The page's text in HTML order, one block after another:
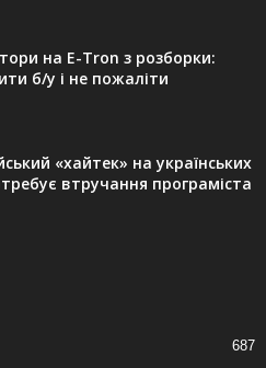
на E-Tron з розборки:
б/у і не пожаліти
«хайтек» на українських
втручання програміста
687